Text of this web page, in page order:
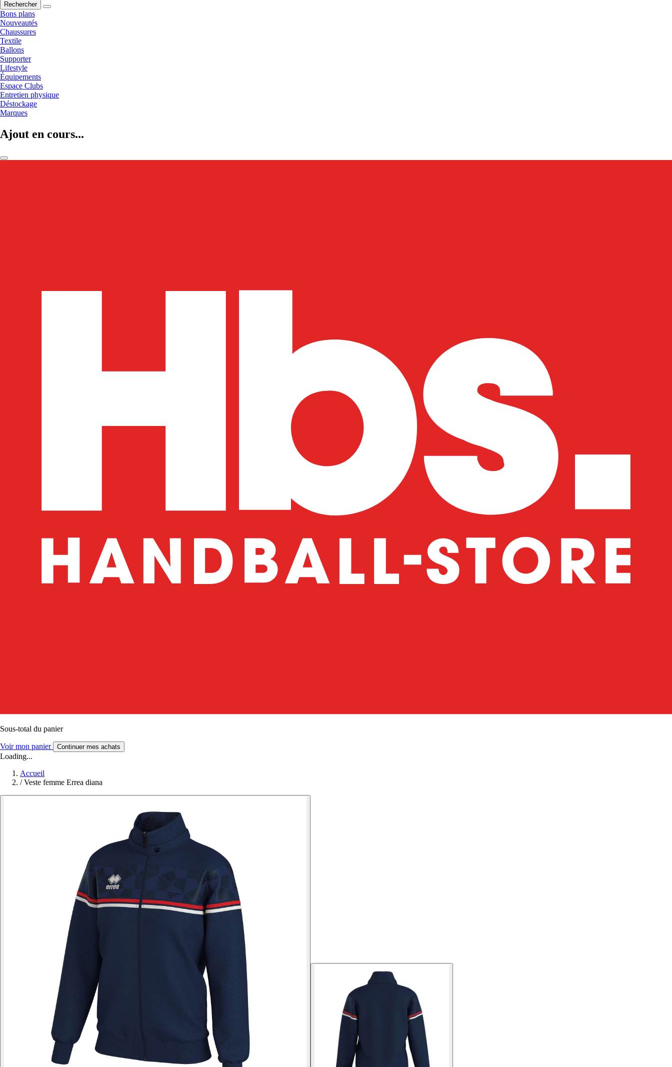
Rechercher
Bons plans
Nouveautés
Chaussures
Textile
Ballons
Supporter
Lifestyle
Équipements
Espace Clubs
Entretien physique
Déstockage
Marques
Ajout en cours...
Sous-total du panier
Voir mon panier Continuer mes achats
Loading...
Accueil
/ Veste femme Errea diana